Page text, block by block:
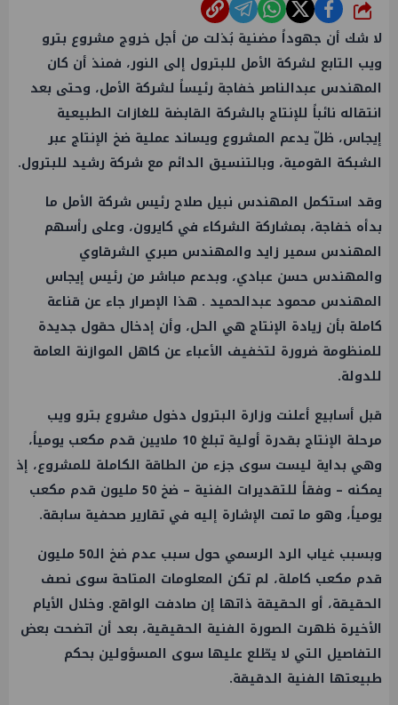
شارك
لا شك أن جهوداً مضنية بُذلت من أجل خروج مشروع بترو
ويب التابع لشركة الأمل للبترول إلى النور، فمنذ أن كان
المهندس عبدالناصر خفاجة رئيساً لشركة الأمل، وحتى بعد
انتقاله نائباً للإنتاج بالشركة القابضة للغازات الطبيعية
إيجاس، ظلّ يدعم المشروع ويساند عملية ضخ الإنتاج عبر
الشبكة القومية، وبالتنسيق الدائم مع شركة رشيد للبترول.
وقد استكمل المهندس نبيل صلاح رئيس شركة الأمل ما
بدأه خفاجة، بمشاركة الشركاء في كايرون، وعلى رأسهم
المهندس سمير زايد والمهندس صبري الشرقاوي
والمهندس حسن عبادي، وبدعم مباشر من رئيس إيجاس
المهندس محمود عبدالحميد . هذا الإصرار جاء عن قناعة
كاملة بأن زيادة الإنتاج هي الحل، وأن إدخال حقول جديدة
للمنظومة ضرورة لتخفيف الأعباء عن كاهل الموازنة العامة
للدولة.
قبل أسابيع أعلنت وزارة البترول دخول مشروع بترو ويب
مرحلة الإنتاج بقدرة أولية تبلغ 10 ملايين قدم مكعب يومياً،
وهي بداية ليست سوى جزء من الطاقة الكاملة للمشروع، إذ
يمكنه – وفقاً للتقديرات الفنية – ضخ 50 مليون قدم مكعب
يومياً، وهو ما تمت الإشارة إليه في تقارير صحفية سابقة.
وبسبب غياب الرد الرسمي حول سبب عدم ضخ الـ50 مليون
قدم مكعب كاملة، لم تكن المعلومات المتاحة سوى نصف
الحقيقة، أو الحقيقة ذاتها إن صادفت الواقع. وخلال الأيام
الأخيرة ظهرت الصورة الفنية الحقيقية، بعد أن اتضحت بعض
التفاصيل التي لا يطّلع عليها سوى المسؤولين بحكم
طبيعتها الفنية الدقيقة.